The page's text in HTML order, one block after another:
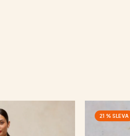
21 % SLEVA